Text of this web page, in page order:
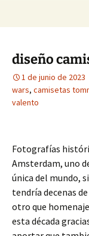
diseño
1 de junio de 2023
wars, camisetas
valento
Fotografías
Amsterdam, uno
única del mundo,
tendría decenas
otro que
esta década